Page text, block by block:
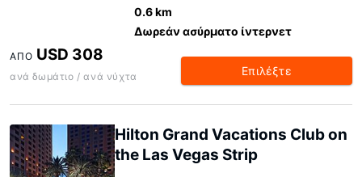
0.6 km
Δωρεάν ασύρματο ίντερνετ
ΑΠΌ USD 308
ανά δωμάτιο / ανά νύχτα Επιλέξτε
Hilton Grand Vacations Club on
the Las Vegas Strip